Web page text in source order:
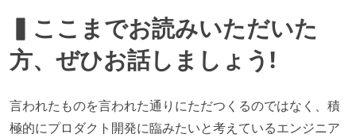
▍ここまでお読みいただいた
方、ぜひお話しましょう!
言われたものを言われた通りにただつくるのではなく、積
極的にプロダクト開発に臨みたいと考えているエンジニア